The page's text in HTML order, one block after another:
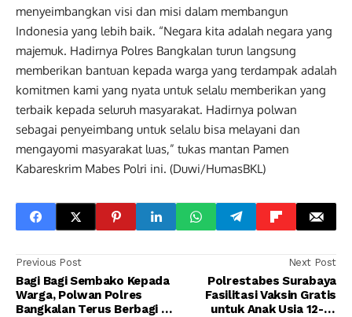
menyeimbangkan visi dan misi dalam membangun
Indonesia yang lebih baik. “Negara kita adalah negara yang
majemuk. Hadirnya Polres Bangkalan turun langsung
memberikan bantuan kepada warga yang terdampak adalah
komitmen kami yang nyata untuk selalu memberikan yang
terbaik kepada seluruh masyarakat. Hadirnya polwan
sebagai penyeimbang untuk selalu bisa melayani dan
mengayomi masyarakat luas,” tukas mantan Pamen
Kabareskrim Mabes Polri ini. (Duwi/HumasBKL)
Previous Post
Bagi Bagi Sembako Kepada
Warga, Polwan Polres
Bangkalan Terus Berbagi di
Next Post
Polrestabes Surabaya
Fasilitasi Vaksin Gratis
untuk Anak Usia 12-17